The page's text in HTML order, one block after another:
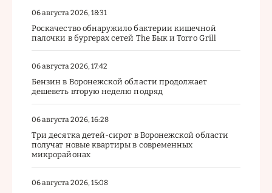
06 августа 2026, 18:31
Роскачество обнаружило бактерии кишечной
палочки в бургерах сетей The Бык и Torro Grill
06 августа 2026, 17:42
Бензин в Воронежской области продолжает
дешеветь вторую неделю подряд
06 августа 2026, 16:28
Три десятка детей-сирот в Воронежской области
получат новые квартиры в современных
микрорайонах
06 августа 2026, 15:08